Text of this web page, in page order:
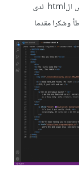
مع سؤالى صوره مرفقه من تطبيق عملى للدروس الhtml لدى
وشكرا مقدما